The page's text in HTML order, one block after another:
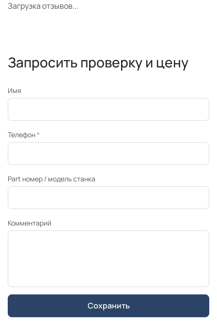
Загрузка отзывов...
Запросить проверку и цену
Имя
Телефон*
Part номер / модель станка
Комментарий